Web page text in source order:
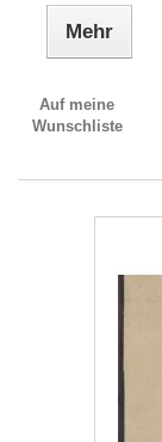
Mehr
Auf meine
Wunschliste